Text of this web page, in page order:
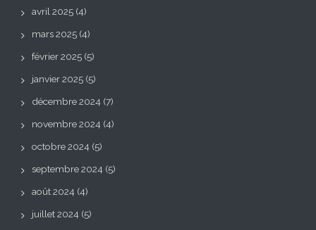
avril 2025 (4)
mars 2025 (4)
février 2025 (5)
janvier 2025 (5)
décembre 2024 (7)
novembre 2024 (4)
octobre 2024 (5)
septembre 2024 (5)
août 2024 (4)
juillet 2024 (5)